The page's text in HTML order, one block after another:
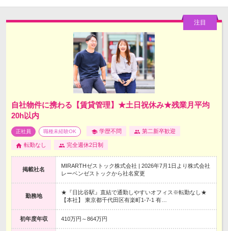
自社物件に携わる【賃貸管理】★土日祝休み★残業月平均
20h以内
正社員 職種未経験OK 学歴不問 第二新卒歓迎
転勤なし 完全週休2日制
掲載社名
MIRARTHゼストック株式会社 | 2026年7月1日より株式会社
レーベンゼストックから社名変更
勤務地
★『日比谷駅』直結で通勤しやすいオフィス※転勤なし★
【本社】 東京都千代田区有楽町1-7-1 有…
初年度年収 410万円～864万円